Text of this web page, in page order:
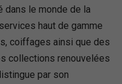
dans le monde de la
haut de gamme
coiffages ainsi que des
collections renouvelées
par son